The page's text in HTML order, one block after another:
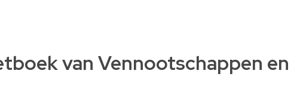
van Vennootschappen en